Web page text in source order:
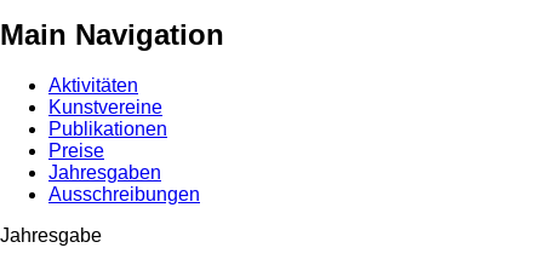
Main Navigation
Aktivitäten
Kunstvereine
Publikationen
Preise
Jahresgaben
Ausschreibungen
Jahresgabe